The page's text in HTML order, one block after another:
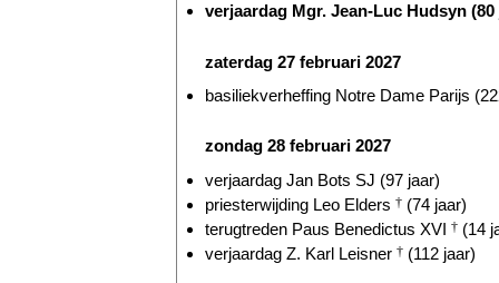
verjaardag Mgr. Jean-Luc Hudsyn (80
zaterdag 27 februari 2027
basiliekverheffing Notre Dame Parijs
zondag 28 februari 2027
verjaardag Jan Bots SJ (97 jaar)
priesterwijding Leo Elders † (74 jaar)
terugtreden Paus Benedictus XVI † (14
verjaardag Z. Karl Leisner † (112 jaar)